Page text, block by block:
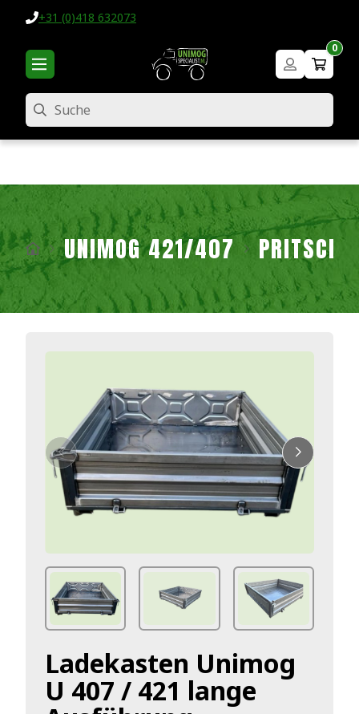
+31 (0)418 632073
0
Suche
UNIMOG 421/407 PRITSCHE
Ladekasten Unimog
U 407 / 421 lange